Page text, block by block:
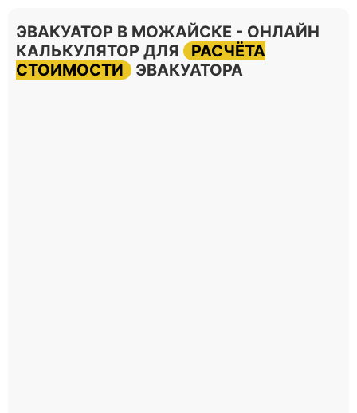
ЭВАКУАТОР В МОЖАЙСКЕ - ОНЛАЙН
КАЛЬКУЛЯТОР ДЛЯ
РАСЧЁТА
СТОИМОСТИ
ЭВАКУАТОРА